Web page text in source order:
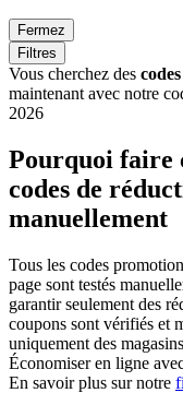
Fermez
Filtres
Vous cherchez des
maintenant avec notre
2026
Pourquoi faire
codes de
manuellement
Tous les codes
page sont testés
garantir seulement des
coupons sont vérifiés et
uniquement des
Économiser en ligne
En savoir plus sur notre